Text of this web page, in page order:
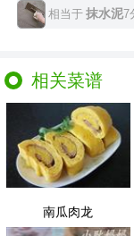
相当于 抹水泥7
相关菜谱
南瓜肉龙